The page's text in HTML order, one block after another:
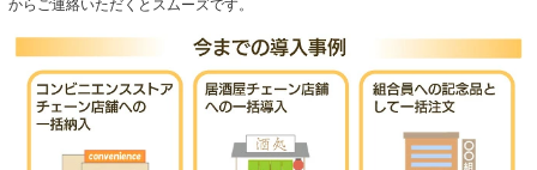
からご連絡いただくとスムーズです。